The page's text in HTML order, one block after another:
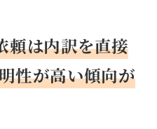
頼は内訳を直接
性が高い傾向が